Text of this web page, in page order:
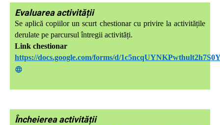
Evaluarea activității
Se aplică copiilor un scurt chestionar cu privire la activitățile
derulate pe parcursul întregii activități.
Link chestionar
https://docs.google.com/forms/d/
Încheierea activității